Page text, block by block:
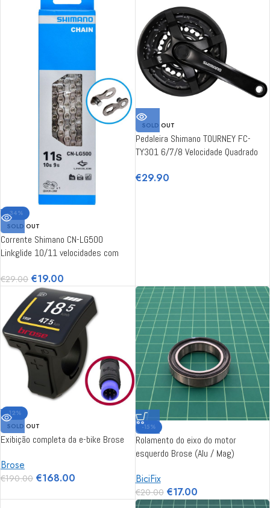
-34%
SOLD OUT
Corrente Shimano CN-LG500
Linkglide 10/11 velocidades com
€29.00 €19.00
SOLD OUT
Pedaleira Shimano TOURNEY FC-
TY301 6/7/8 Velocidade Quadrado
€29.90
-12%
SOLD OUT
Exibição completa da e-bike Brose
Brose
€190.00 €168.00
-15%
Rolamento do eixo do motor
esquerdo Brose (Alu / Mag)
BiciFix
€20.00 €17.00